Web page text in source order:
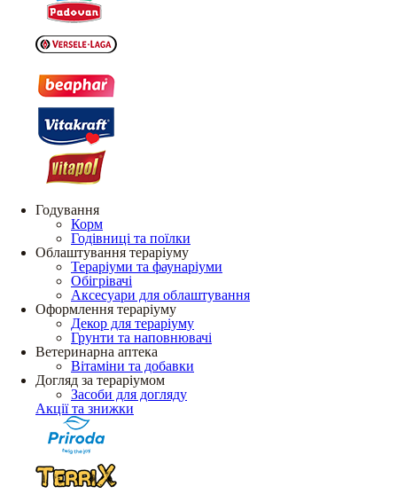
Годування
Корм
Годівниці та поїлки
Облаштування тераріуму
Тераріуми та фаунаріуми
Обігрівачі
Аксесуари для облаштування
Оформлення тераріуму
Декор для тераріуму
Грунти та наповнювачі
Ветеринарна аптека
Вітаміни та добавки
Догляд за тераріумом
Засоби для догляду
Акції та знижки